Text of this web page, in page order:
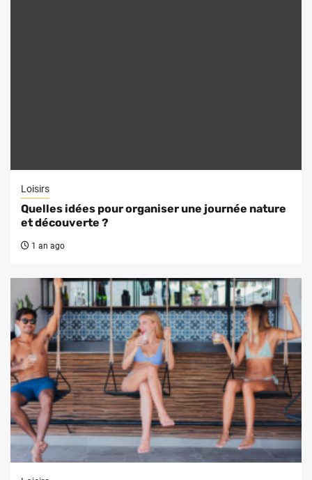
Loisirs
Quelles idées pour organiser une journée nature
et découverte ?
1 an ago